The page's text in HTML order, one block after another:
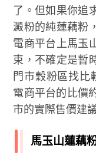
了。但如果你追
澱粉的純蓮藕粉
電商平台上馬玉
束，不確定是暫
門市穀粉區找比
電商平台的比價
市的實際售價建
馬玉山蓮藕